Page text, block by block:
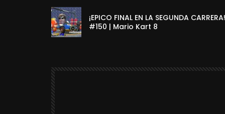
¡EPICO FINAL EN LA SEGUNDA CARRERA!
#150 | Mario Kart 8